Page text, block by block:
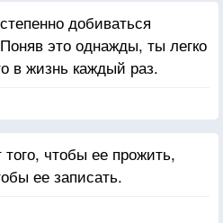
добиваться
это однажды, ты легко
в жизнь каждый раз.
чтобы ее прожить,
ее записать.